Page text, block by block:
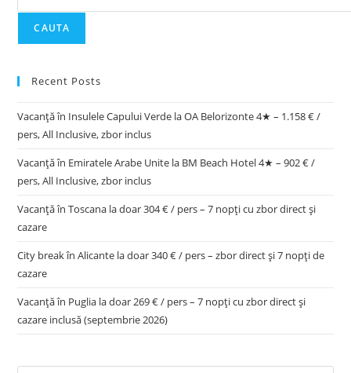
CAUTA
Recent Posts
Vacanță în Insulele Capului Verde la OA Belorizonte 4★ – 1.158 € /
pers, All Inclusive, zbor inclus
Vacanță în Emiratele Arabe Unite la BM Beach Hotel 4★ – 902 € /
pers, All Inclusive, zbor inclus
Vacanță în Toscana la doar 304 € / pers – 7 nopți cu zbor direct și
cazare
City break în Alicante la doar 340 € / pers – zbor direct și 7 nopți de
cazare
Vacanță în Puglia la doar 269 € / pers – 7 nopți cu zbor direct și
cazare inclusă (septembrie 2026)